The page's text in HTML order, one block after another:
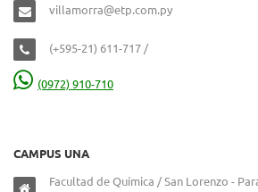
villamorra@etp.com.py
(+595-21) 611-717 /
(0972) 910-710
CAMPUS UNA
Facultad de Química / San Lorenzo -